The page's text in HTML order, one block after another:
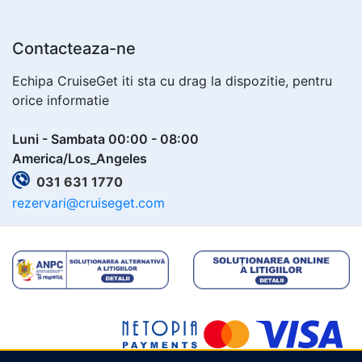
Contacteaza-ne
Echipa CruiseGet iti sta cu drag la dispozitie, pentru
orice informatie
Luni - Sambata 00:00 - 08:00
America/Los_Angeles
031 631 1770
rezervari@cruiseget.com